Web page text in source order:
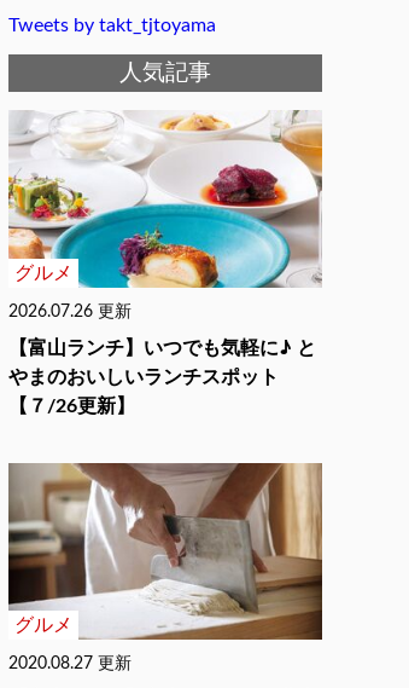
Tweets by takt_tjtoyama
人気記事
グルメ
2026.07.26 更新
【富山ランチ】いつでも気軽に♪ と
やまのおいしいランチスポット
【７/26更新】
グルメ
2020.08.27 更新